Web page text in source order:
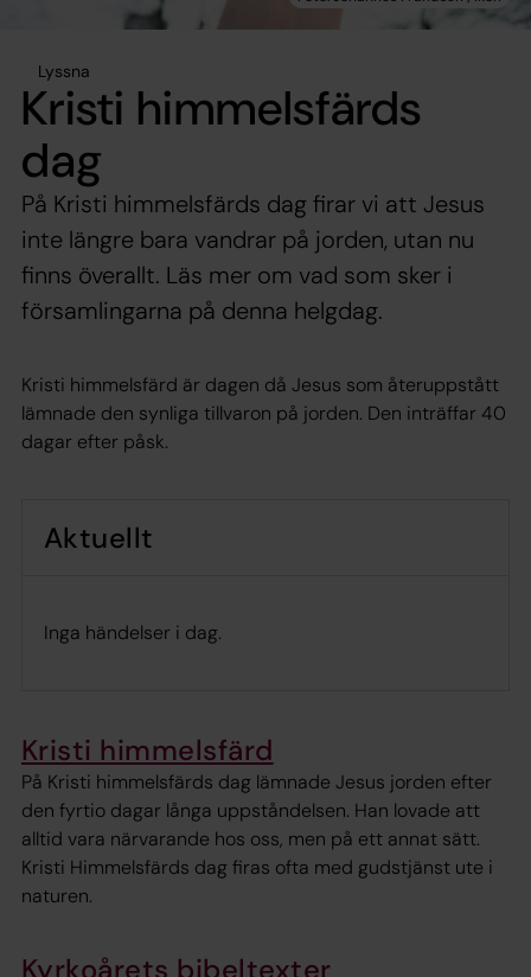
Lyssna
Kristi himmelsfärds
dag
På Kristi himmelsfärds dag firar vi att Jesus
inte längre bara vandrar på jorden, utan nu
finns överallt. Läs mer om vad som sker i
församlingarna på denna helgdag.
Kristi himmelsfärd är dagen då Jesus som återuppstått
lämnade den synliga tillvaron på jorden. Den inträffar 40
dagar efter påsk.
Aktuellt
Inga händelser i dag.
Kristi himmelsfärd
På Kristi himmelsfärds dag lämnade Jesus jorden efter
den fyrtio dagar långa uppståndelsen. Han lovade att
alltid vara närvarande hos oss, men på ett annat sätt.
Kristi Himmelsfärds dag firas ofta med gudstjänst ute i
naturen.